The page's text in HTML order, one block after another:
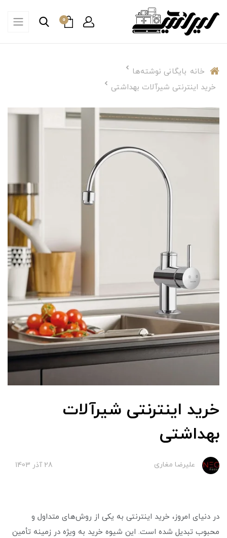
0
خانه بایگانی نوشته‌ها
خرید اینترنتی شیرآلات بهداشتی
خرید اینترنتی شیرآلات
بهداشتی
علیرضا مغاری 28 آذر 1403
در دنیای امروز، خرید اینترنتی به یکی از روش‌های متداول و
محبوب تبدیل شده است. این شیوه خرید به ویژه در زمینه تأمین